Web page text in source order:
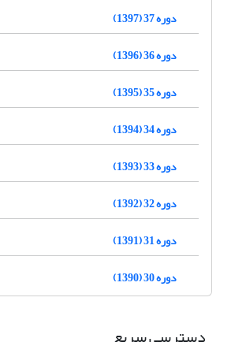
دوره 37 (1397)
دوره 36 (1396)
دوره 35 (1395)
دوره 34 (1394)
دوره 33 (1393)
دوره 32 (1392)
دوره 31 (1391)
دوره 30 (1390)